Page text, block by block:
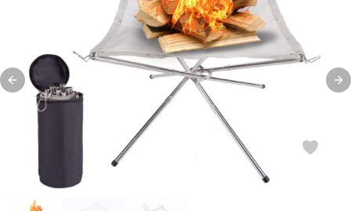
Previous slide